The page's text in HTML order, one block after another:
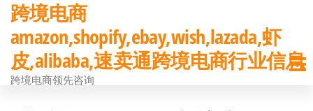
前
往
内
跨境电商
amazon,shopify,ebay,wish,lazada,虾
皮,alibaba,速卖通跨境电商行业信息
跨境电商领先咨询